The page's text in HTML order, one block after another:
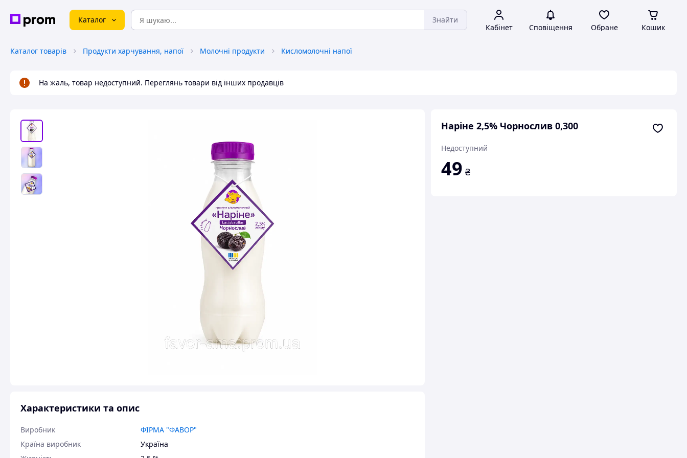
Каталог Знайти
Кабінет Сповіщення Обране Кошик
Каталог товарів Продукти харчування, напої Молочні продукти Кисломолочні напої
На жаль, товар недоступний. Переглянь товари від інших продавців
Наріне 2,5% Чорнослив 0,300
Недоступний
49 ₴
Характеристики та опис
Виробник
ФІРМА "ФАВОР"
Країна виробник
Україна